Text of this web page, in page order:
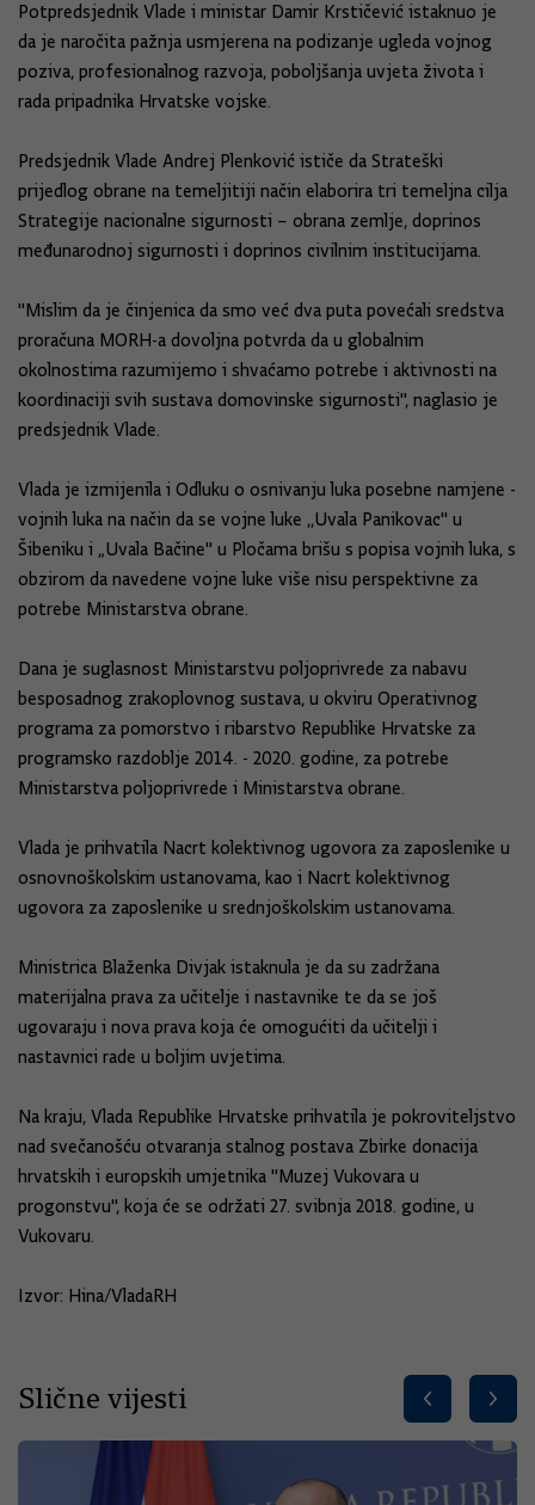
Potpredsjednik Vlade i ministar Damir Krstičević istaknuo je
da je naročita pažnja usmjerena na podizanje ugleda vojnog
poziva, profesionalnog razvoja, poboljšanja uvjeta života i
rada pripadnika Hrvatske vojske.
Predsjednik Vlade Andrej Plenković ističe da Strateški
prijedlog obrane na temeljitiji način elaborira tri temeljna cilja
Strategije nacionalne sigurnosti – obrana zemlje, doprinos
međunarodnoj sigurnosti i doprinos civilnim institucijama.
"Mislim da je činjenica da smo već dva puta povećali sredstva
proračuna MORH-a dovoljna potvrda da u globalnim
okolnostima razumijemo i shvaćamo potrebe i aktivnosti na
koordinaciji svih sustava domovinske sigurnosti", naglasio je
predsjednik Vlade.
Vlada je izmijenila i Odluku o osnivanju luka posebne namjene -
vojnih luka na način da se vojne luke ,,Uvala Panikovac" u
Šibeniku i „Uvala Bačine" u Pločama brišu s popisa vojnih luka, s
obzirom da navedene vojne luke više nisu perspektivne za
potrebe Ministarstva obrane.
Dana je suglasnost Ministarstvu poljoprivrede za nabavu
besposadnog zrakoplovnog sustava, u okviru Operativnog
programa za pomorstvo i ribarstvo Republike Hrvatske za
programsko razdoblje 2014. - 2020. godine, za potrebe
Ministarstva poljoprivrede i Ministarstva obrane.
Vlada je prihvatila Nacrt kolektivnog ugovora za zaposlenike u
osnovnoškolskim ustanovama, kao i Nacrt kolektivnog
ugovora za zaposlenike u srednjoškolskim ustanovama.
Ministrica Blaženka Divjak istaknula je da su zadržana
materijalna prava za učitelje i nastavnike te da se još
ugovaraju i nova prava koja će omogućiti da učitelji i
nastavnici rade u boljim uvjetima.
Na kraju, Vlada Republike Hrvatske prihvatila je pokroviteljstvo
nad svečanošću otvaranja stalnog postava Zbirke donacija
hrvatskih i europskih umjetnika "Muzej Vukovara u
progonstvu", koja će se održati 27. svibnja 2018. godine, u
Vukovaru.
Izvor: Hina/VladaRH
Slične vijesti